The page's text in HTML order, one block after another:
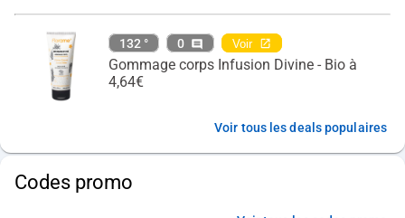
132 ° 0 Voir
Gommage corps Infusion Divine - Bio à
4,64€
Voir tous les deals populaires
Codes promo